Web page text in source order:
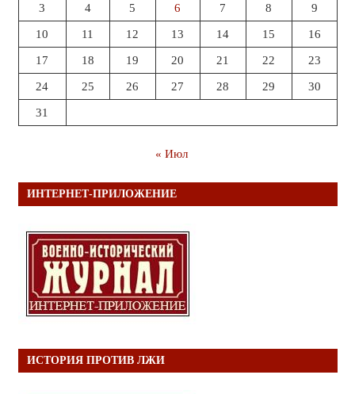
3 4 5 6 7 8 9
10 11 12 13 14 15 16
17 18 19 20 21 22 23
24 25 26 27 28 29 30
31
« Июл
ИНТЕРНЕТ-ПРИЛОЖЕНИЕ
ИСТОРИЯ ПРОТИВ ЛЖИ